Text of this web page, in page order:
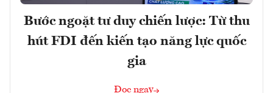
Bước ngoặt tư duy chiến lược: Từ thu
hút FDI đến kiến tạo năng lực quốc
gia
Đọc ngay